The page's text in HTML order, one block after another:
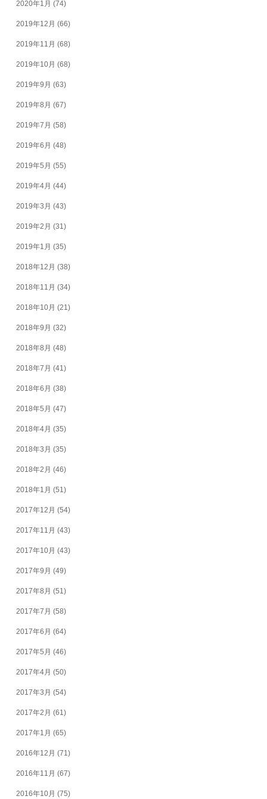
2020年1月 (74)
2019年12月 (66)
2019年11月 (68)
2019年10月 (68)
2019年9月 (63)
2019年8月 (67)
2019年7月 (58)
2019年6月 (48)
2019年5月 (55)
2019年4月 (44)
2019年3月 (43)
2019年2月 (31)
2019年1月 (35)
2018年12月 (38)
2018年11月 (34)
2018年10月 (21)
2018年9月 (32)
2018年8月 (48)
2018年7月 (41)
2018年6月 (38)
2018年5月 (47)
2018年4月 (35)
2018年3月 (35)
2018年2月 (46)
2018年1月 (51)
2017年12月 (54)
2017年11月 (43)
2017年10月 (43)
2017年9月 (49)
2017年8月 (51)
2017年7月 (58)
2017年6月 (64)
2017年5月 (46)
2017年4月 (50)
2017年3月 (54)
2017年2月 (61)
2017年1月 (65)
2016年12月 (71)
2016年11月 (67)
2016年10月 (75)